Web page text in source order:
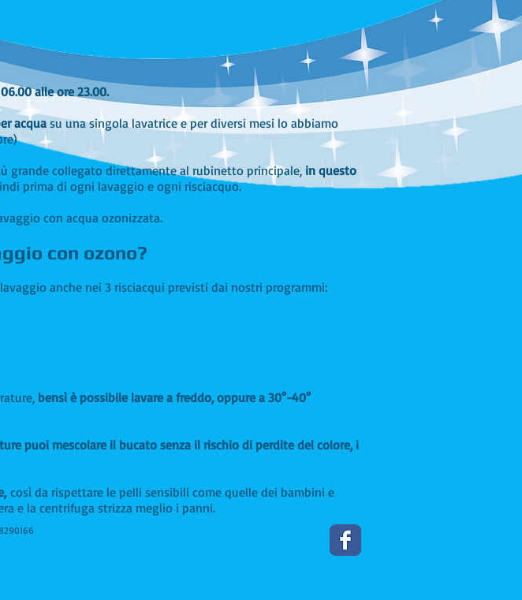
alle ore 23.00.
acqua su una singola lavatrice e per diversi mesi lo abbiamo
collegato direttamente al rubinetto principale, in questo
prima di ogni lavaggio e ogni risciacquo.
con acqua ozonizzata.
con ozono?
anche nei 3 risciacqui previsti dai nostri programmi:
bensì è possibile lavare a freddo, oppure a 30°-40°
puoi mescolare il bucato senza il rischio di perdite del colore, i
così da rispettare le pelli sensibili come quelle dei bambini e
e la centrifuga strizza meglio i panni.